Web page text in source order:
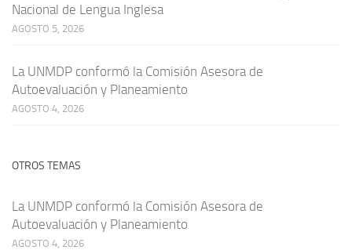
Nacional de Lengua Inglesa
AGOSTO 5, 2026
La UNMDP conformó la Comisión Asesora de
Autoevaluación y Planeamiento
AGOSTO 4, 2026
OTROS TEMAS
La UNMDP conformó la Comisión Asesora de
Autoevaluación y Planeamiento
AGOSTO 4, 2026